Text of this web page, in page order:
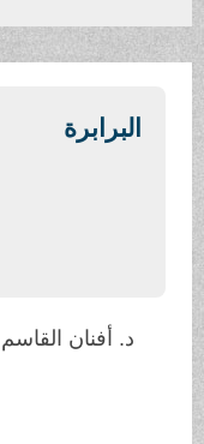
ح
ث
البرابرة
د. أفنان القاسم